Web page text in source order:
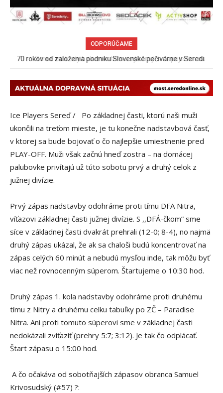
ODPORÚČAME
Sereď niekedy bola mestom s výborným napojením na
Ice Players Sereď / Po základnej časti, ktorú naši muži
ukončili na treťom mieste, je tu konečne nadstavbová časť,
v ktorej sa bude bojovať o čo najlepšie umiestnenie pred
PLAY-OFF. Muži však začnú hneď zostra – na domácej
palubovke privítajú už túto sobotu prvý a druhý celok z
južnej divízie.
Prvý zápas nadstavby odohráme proti tímu DFA Nitra,
víťazovi základnej časti južnej divízie. S ,,DFÁ-čkom” sme
síce v základnej časti dvakrát prehrali (12-0; 8-4), no najmä
druhý zápas ukázal, že ak sa chaloši budú koncentrovať na
zápas celých 60 minút a nebudú mysľou inde, tak môžu byť
viac než rovnocenným súperom. Štartujeme o 10:30 hod.
Druhý zápas 1. kola nadstavby odohráme proti druhému
tímu z Nitry a druhému celku tabuľky po ZČ – Paradise
Nitra. Ani proti tomuto súperovi sme v základnej časti
nedokázali zvíťaziť (prehry 5:7; 3:12). Je tak čo odplácať.
Štart zápasu o 15:00 hod.
A čo očakáva od sobotňajších zápasov obranca Samuel
Krivosudský (#57) ?: